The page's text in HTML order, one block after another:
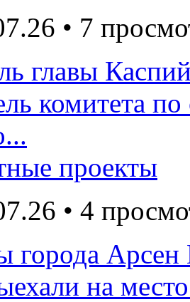
• 7
главы
комитета
проекты
• 4
города
на